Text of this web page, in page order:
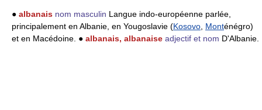
● albanais nom masculin Langue indo-européenne parlée,
principalement en Albanie, en Yougoslavie (Kosovo Monténégro)
et en Macédoine. ● albanais, albanaise adjectif et nom D'Albanie.